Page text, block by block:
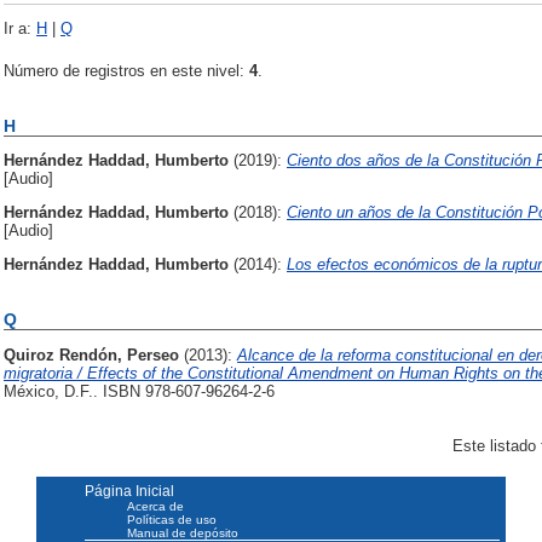
Ir a: H | Q
Número de registros en este nivel: 4.
H
Hernández Haddad, Humberto (2019): Ciento dos años de la
[Audio]
Hernández Haddad, Humberto (2018): Ciento un años de la Constitución
[Audio]
Hernández Haddad, Humberto (2014): Los efectos económicos de la
Q
Quiroz Rendón, Perseo (2013): Alcance de la reforma constitucional en
migratoria / Effects of the Constitutional Amendment on Human Rights on
México, D.F.. ISBN 978-607-96264-2-6
Este
Página Inicial
Acerca de
Políticas de uso
Manual de depósito